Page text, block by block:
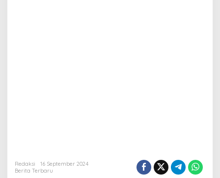
Redaksi
16 September 2024
Berita Terbaru